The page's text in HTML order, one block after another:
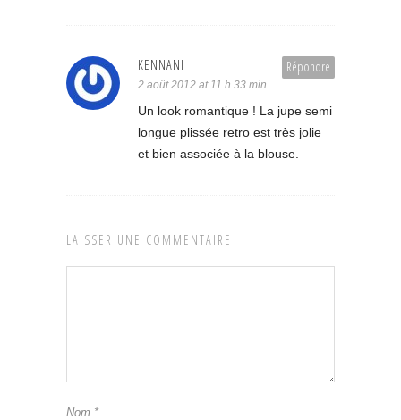
Répondre
KENNANI
2 août 2012 at 11 h 33 min
Un look romantique ! La jupe semi
longue plissée retro est très jolie
et bien associée à la blouse.
LAISSER UNE COMMENTAIRE
Nom *